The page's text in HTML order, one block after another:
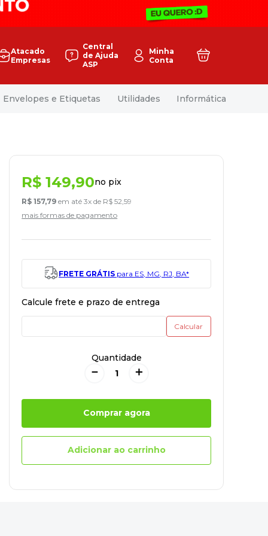
Atacado
Empresas
Central
de Ajuda
ASP
Minha
Conta
Envelopes e Etiquetas Utilidades Informática
R$ 149,90no pix
R$ 157,79 em até3x de R$ 52 ,59
mais formas de pagamento
FRETE GRÁTIS para ES, MG, RJ, BA*
Quantidade
＋
－
Comprar agora
Adicionar ao carrinho